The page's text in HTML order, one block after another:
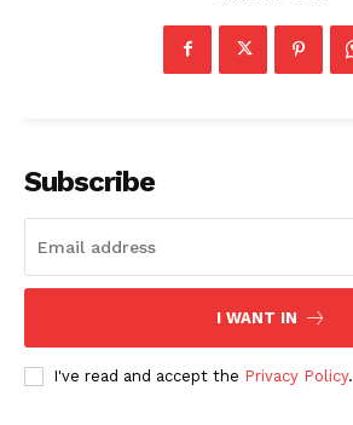
Subscribe
I WANT IN
I've read and accept the Privacy Policy.